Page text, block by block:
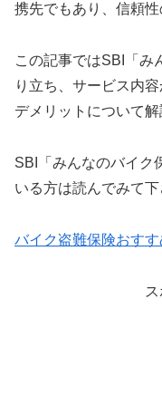
携先でもあり、信頼性
この記事ではSBI「み
り立ち、サービス内
デメリットについて解
SBI「みんなのバイク
いる方は読んでみて下
バイク盗難保険おす